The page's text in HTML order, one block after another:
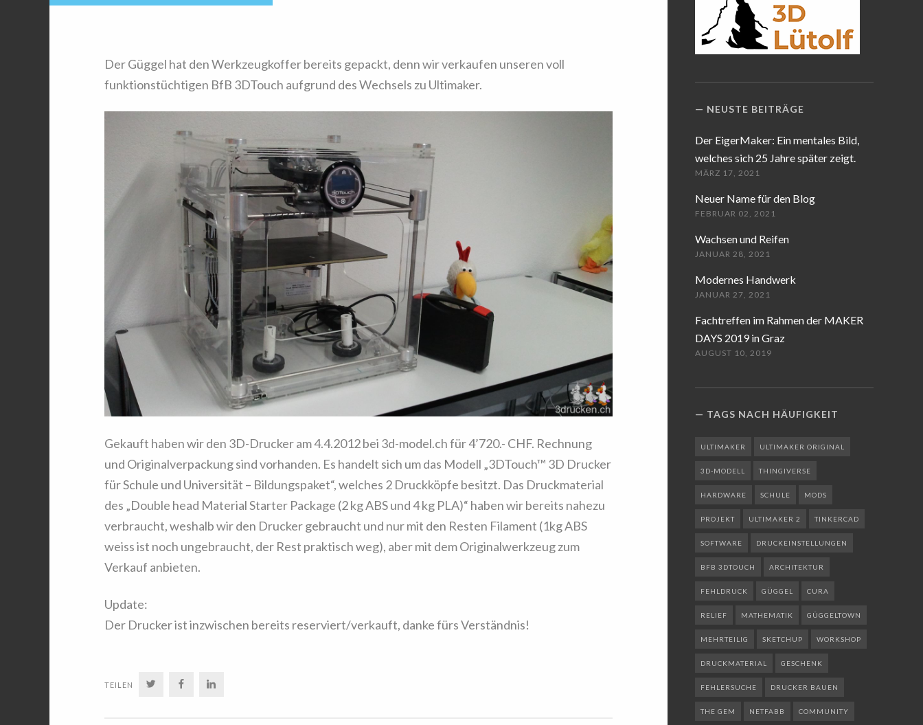
Der Güggel hat den Werkzeugkoffer bereits gepackt, denn wir verkaufen unseren voll
funktionstüchtigen BfB 3DTouch aufgrund des Wechsels zu Ultimaker.
Gekauft haben wir den 3D-Drucker am 4.4.2012 bei 3d-model.ch für 4’720.- CHF. Rechnung
und Originalverpackung sind vorhanden. Es handelt sich um das Modell „3DTouch™ 3D Drucker
für Schule und Universität – Bildungspaket“, welches 2 Druckköpfe besitzt. Das Druckmaterial
des „Double head Material Starter Package (2 kg ABS und 4 kg PLA)“ haben wir bereits nahezu
verbraucht, weshalb wir den Drucker gebraucht und nur mit den Resten Filament (1kg ABS
weiss ist noch ungebraucht, der Rest praktisch weg), aber mit dem Originalwerkzeug zum
Verkauf anbieten.
Update:
Der Drucker ist inzwischen bereits reserviert/verkauft, danke fürs Verständnis!
TEILEN TWITTERFACEBOOK
NEUSTE BEITRÄGE
Der EigerMaker: Ein mentales Bild,
welches sich 25 Jahre später zeigt.
MÄRZ 17, 2021
Neuer Name für den Blog
FEBRUAR 02, 2021
Wachsen und Reifen
JANUAR 28, 2021
Modernes Handwerk
JANUAR 27, 2021
Fachtreffen im Rahmen der MAKER
DAYS 2019 in Graz
AUGUST 10, 2019
TAGS NACH HÄUFIGKEIT
ULTIMAKER ULTIMAKER ORIGINAL
3D-MODELL THINGIVERSE
HARDWARE SCHULE MODS
PROJEKT ULTIMAKER 2 TINKERCAD
SOFTWARE DRUCKEINSTELLUNGEN
BFB 3DTOUCH ARCHITEKTUR
FEHLDRUCK GÜGGEL CURA
RELIEF MATHEMATIK GÜGGELTOWN
MEHRTEILIG SKETCHUP WORKSHOP
DRUCKMATERIAL GESCHENK
FEHLERSUCHE DRUCKER BAUEN
THE GEM NETFABB COMMUNITY